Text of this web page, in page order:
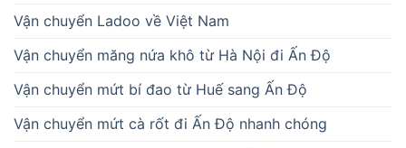
Vận chuyển Ladoo về Việt Nam
Vận chuyển măng nứa khô từ Hà Nội đi Ấn Độ
Vận chuyển mứt bí đao từ Huế sang Ấn Độ
Vận chuyển mứt cà rốt đi Ấn Độ nhanh chóng